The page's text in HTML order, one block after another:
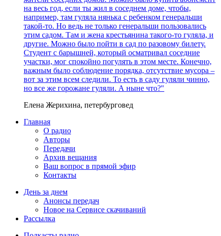
на весь год, если ты жил в соседнем доме, чтобы,
например, там гуляла нянька с ребенком генеральши
такой-то. Но ведь не только генеральши пользовались
этим садом. Там и жена крестьянина такого-то гуляла, и
другие. Можно было пойти в сад по разовому билету.
Студент с барышней, который осматривал соседние
участки, мог спокойно погулять в этом месте. Конечно,
важным было соблюдение порядка, отсутствие мусора –
вот за этим всем следили. То есть в саду гуляли чинно,
но все же горожане гуляли. А ныне что?"
Елена Жерихина, петербурговед
Главная
О радио
Авторы
Передачи
Архив вещания
Ваш вопрос в прямой эфир
Контакты
День за днем
Анонсы передач
Новое на Сервисе скачиваний
Рассылка